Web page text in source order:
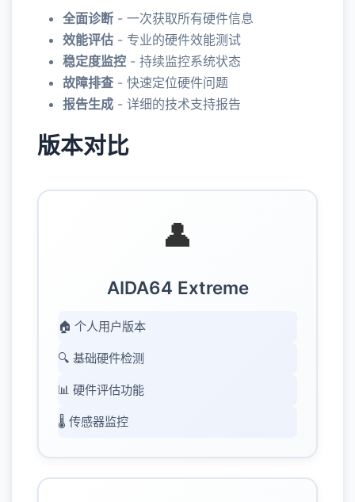
全面诊断 - 一次获取所有硬件信息
效能评估 - 专业的硬件效能测试
稳定度监控 - 持续监控系统状态
故障排查 - 快速定位硬件问题
报告生成 - 详细的技术支持报告
版本对比
👤
AIDA64 Extreme
🏠 个人用户版本
🔍 基础硬件检测
📊 硬件评估功能
🌡️ 传感器监控